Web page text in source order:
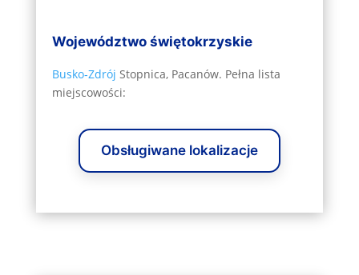
Województwo świętokrzyskie
Busko‑Zdrój Stopnica, Pacanów. Pełna lista
miejscowości:
Obsługiwane lokalizacje